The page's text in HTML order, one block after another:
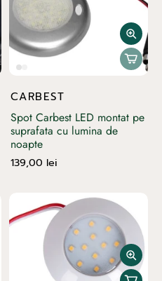
CARBEST
Spot Carbest LED montat pe
suprafata cu lumina de
noapte
139,00 lei